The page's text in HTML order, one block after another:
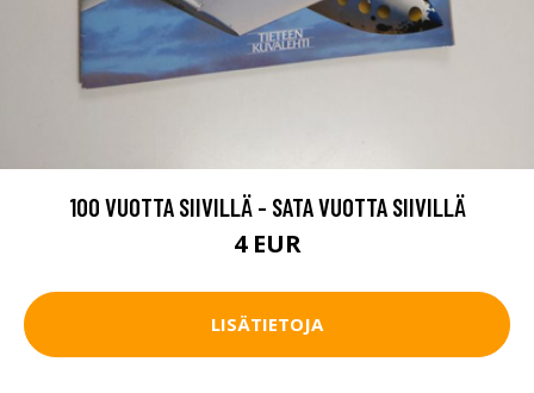
100 VUOTTA SIIVILLÄ - SATA VUOTTA SIIVILLÄ
4 EUR
LISÄTIETOJA